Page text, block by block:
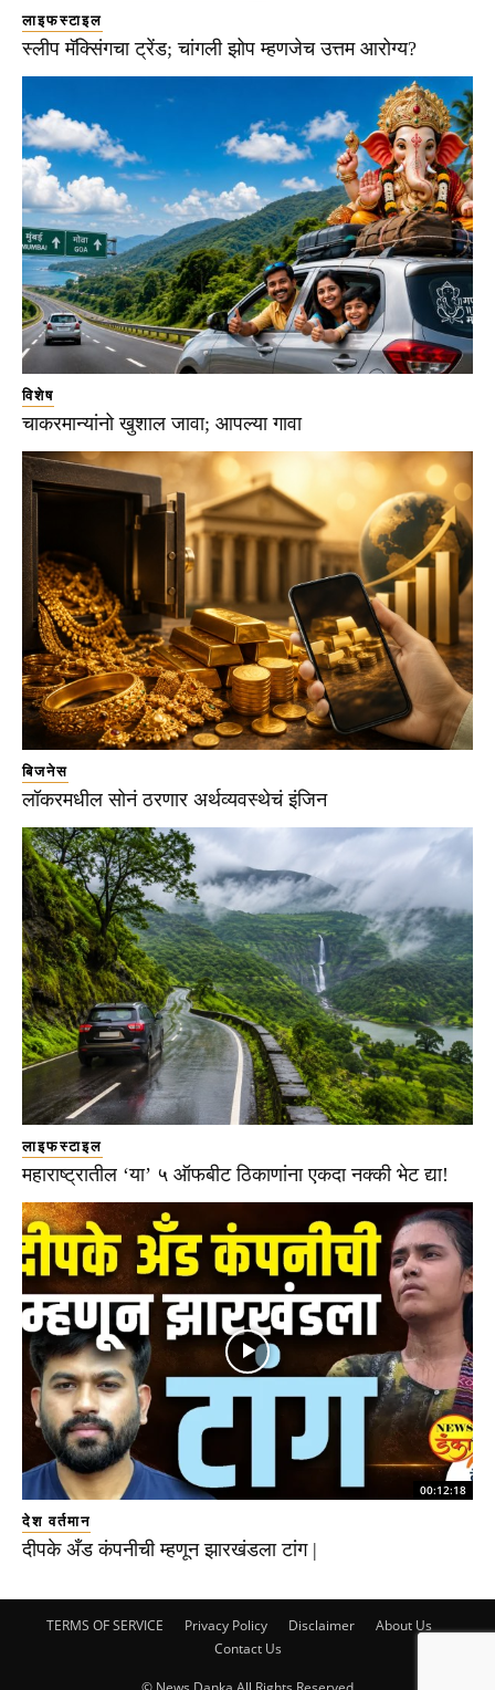
लाइफस्टाइल
स्लीप मॅक्सिंगचा ट्रेंड; चांगली झोप म्हणजेच उत्तम आरोग्य?
विशेष
चाकरमान्यांनो खुशाल जावा; आपल्या गावा
बिजनेस
लॉकरमधील सोनं ठरणार अर्थव्यवस्थेचं इंजिन
लाइफस्टाइल
महाराष्ट्रातील ‘या’ ५ ऑफबीट ठिकाणांना एकदा नक्की भेट द्या!
00:12:18
देश वर्तमान
दीपके अँड कंपनीची म्हणून झारखंडला टांग |
TERMS OF SERVICE Privacy Policy Disclaimer
About Us
Contact Us